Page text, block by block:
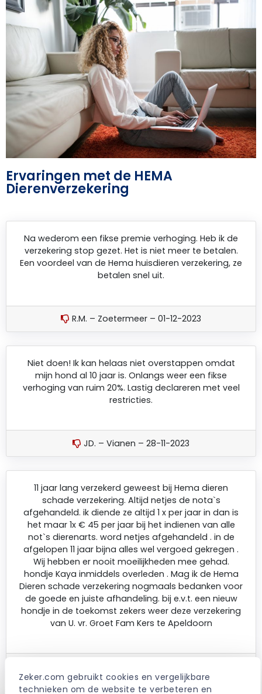
Zeker.com gebruikt cookies en vergelijkbare
technieken om de website te verbeteren en
Ervaringen met de HEMA
Dierenverzekering
Na wederom een fikse premie verhoging. Heb ik de
verzekering stop gezet. Het is niet meer te betalen.
Een voordeel van de Hema huisdieren verzekering, ze
betalen snel uit.
R.M. – Zoetermeer – 01-12-2023
Niet doen! Ik kan helaas niet overstappen omdat
mijn hond al 10 jaar is. Onlangs weer een fikse
verhoging van ruim 20%. Lastig declareren met veel
restricties.
JD. – Vianen – 28-11-2023
11 jaar lang verzekerd geweest bij Hema dieren
schade verzekering. Altijd netjes de nota`s
afgehandeld. ik diende ze altijd 1 x per jaar in dan is
het maar 1x € 45 per jaar bij het indienen van alle
not`s dierenarts. word netjes afgehandeld . in de
afgelopen 11 jaar bijna alles wel vergoed gekregen .
Wij hebben er nooit moeilijkheden mee gehad.
hondje Kaya inmiddels overleden . Mag ik de Hema
Dieren schade verzekering nogmaals bedanken voor
de goede en juiste afhandeling. bij e.v.t. een nieuw
hondje in de toekomst zekers weer deze verzekering
van U. vr. Groet Fam Kers te Apeldoorn